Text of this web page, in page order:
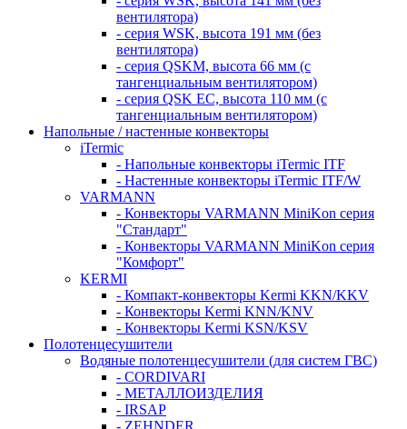
вентилятора)
- серия WSK, высота 191 мм (без
вентилятора)
- серия QSKM, высота 66 мм (с
тангенциальным вентилятором)
- серия QSK EC, высота 110 мм (с
тангенциальным вентилятором)
Напольные / настенные конвекторы
iTermic
- Напольные конвекторы iTermic ITF
- Настенные конвекторы iTermic ITF/W
VARMANN
- Конвекторы VARMANN MiniKon серия
"Стандарт"
- Конвекторы VARMANN MiniKon серия
"Комфорт"
KERMI
- Компакт-конвекторы Kermi KKN/KKV
- Конвекторы Kermi KNN/KNV
- Конвекторы Kermi KSN/KSV
Полотенцесушители
Водяные полотенцесушители (для систем ГВС)
- CORDIVARI
- МЕТАЛЛОИЗДЕЛИЯ
- IRSAP
- ZEHNDER